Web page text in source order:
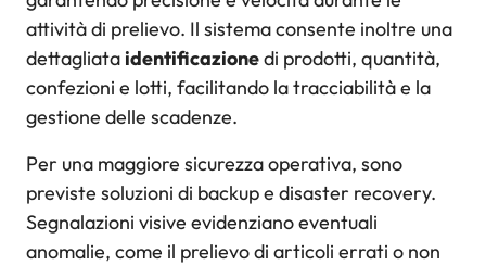
attività di prelievo. Il sistema consente inoltre una
dettagliata identificazionedi prodotti, quantità,
confezioni e lotti, facilitando la tracciabilità e la
gestione delle scadenze.
Per una maggiore sicurezza operativa, sono
previste soluzioni di backup e disaster recovery.
Segnalazioni visive evidenziano eventuali
anomalie, come il prelievo di articoli errati o non